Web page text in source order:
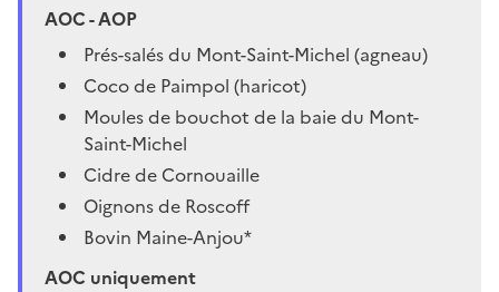
AOC - AOP
Prés-salés du Mont-Saint-Michel (agneau)
Coco de Paimpol (haricot)
Moules de bouchot de la baie du Mont-
Saint-Michel
Cidre de Cornouaille
Oignons de Roscoff
Bovin Maine-Anjou*
AOC uniquement